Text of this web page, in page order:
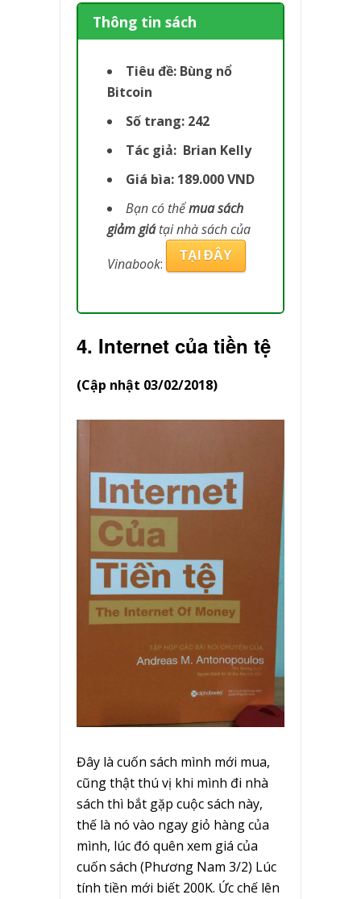
Thông tin sách
Tiêu đề: Bùng nổ
Bitcoin
Số trang: 242
Tác giả: Brian Kelly
Giá bìa: 189.000 VND
Bạn có thểmua sách
giảm giátại nhà sách của
Vinabook: TẠI ĐÂY
4. Internet của tiền tệ
(Cập nhật 03/02/2018)
Đây là cuốn sách mình mới mua,
cũng thật thú vị khi mình đi nhà
sách thì bắt gặp cuộc sách này,
thế là nó vào ngay giỏ hàng của
mình, lúc đó quên xem giá của
cuốn sách (Phương Nam 3/2) Lúc
tính tiền mới biết 200K. Ức chế lên